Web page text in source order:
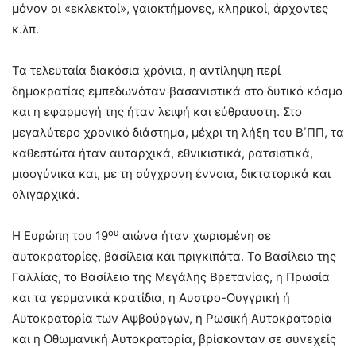
μόνον οι «εκλεκτοί», γαιοκτήμονες, κληρικοί, άρχοντες
κ.λπ.
Τα τελευταία διακόσια χρόνια, η αντίληψη περί
δημοκρατίας εμπεδωνόταν βασανιστικά στο δυτικό κόσμο
και η εφαρμογή της ήταν λειψή και εύθραυστη. Στο
μεγαλύτερο χρονικό διάστημα, μέχρι τη λήξη του Β΄ΠΠ, τα
καθεστώτα ήταν αυταρχικά, εθνικιστικά, ρατσιστικά,
μισογύνικα και, με τη σύγχρονη έννοια, δικτατορικά και
ολιγαρχικά.
Η Ευρώπη του 19ου αιώνα ήταν χωρισμένη σε
αυτοκρατορίες, βασίλεια και πριγκιπάτα. Το Βασίλειο της
Γαλλίας, το Βασίλειο της Μεγάλης Βρετανίας, η Πρωσία
και τα γερμανικά κρατίδια, η Αυστρο-Ουγγρική ή
Αυτοκρατορία των Αψβούργων, η Ρωσική Αυτοκρατορία
και η Οθωμανική Αυτοκρατορία, βρίσκονταν σε συνεχείς